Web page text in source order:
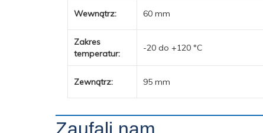
Wewnątrz: 60 mm
Zakres
temperatur:
-20 do +120 °C
Zewnątrz: 95 mm